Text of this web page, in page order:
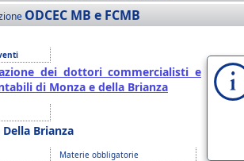
ODCEC MB e FCMB
dei dottori commercialisti e
di Monza e della Brianza
Della Brianza
Materie obbligatorie